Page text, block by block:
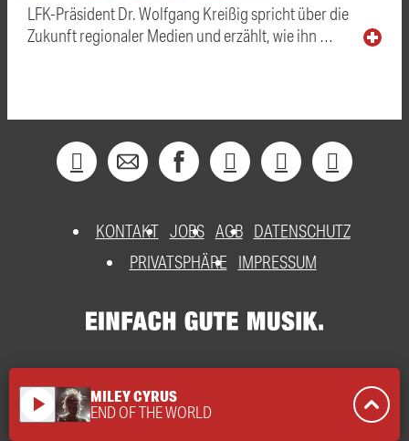
LFK-Präsident Dr. Wolfgang Kreißig spricht über die
Zukunft regionaler Medien und erzählt, wie ihn …
KONTAKT JOBS AGB DATENSCHUTZ
PRIVATSPHÄRE
IMPRESSUM
play_arrow MILEY CYRUS
END OF THE WORLD